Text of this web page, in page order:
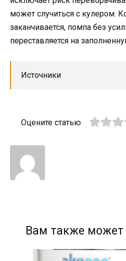
может случиться с кулером.
заканчивается, помпа без
переставляется на
Источники
Оцените статью
Вам также может